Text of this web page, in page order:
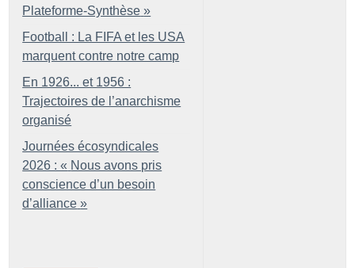
Plateforme-Synthèse »
Football : La FIFA et les USA
marquent contre notre camp
En 1926... et 1956 :
Trajectoires de l’anarchisme
organisé
Journées écosyndicales
2026 : « Nous avons pris
conscience d’un besoin
d’alliance »